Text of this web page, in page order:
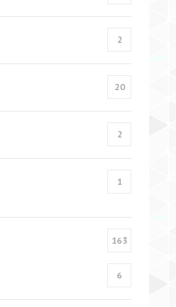
2
20
2
1
163
6